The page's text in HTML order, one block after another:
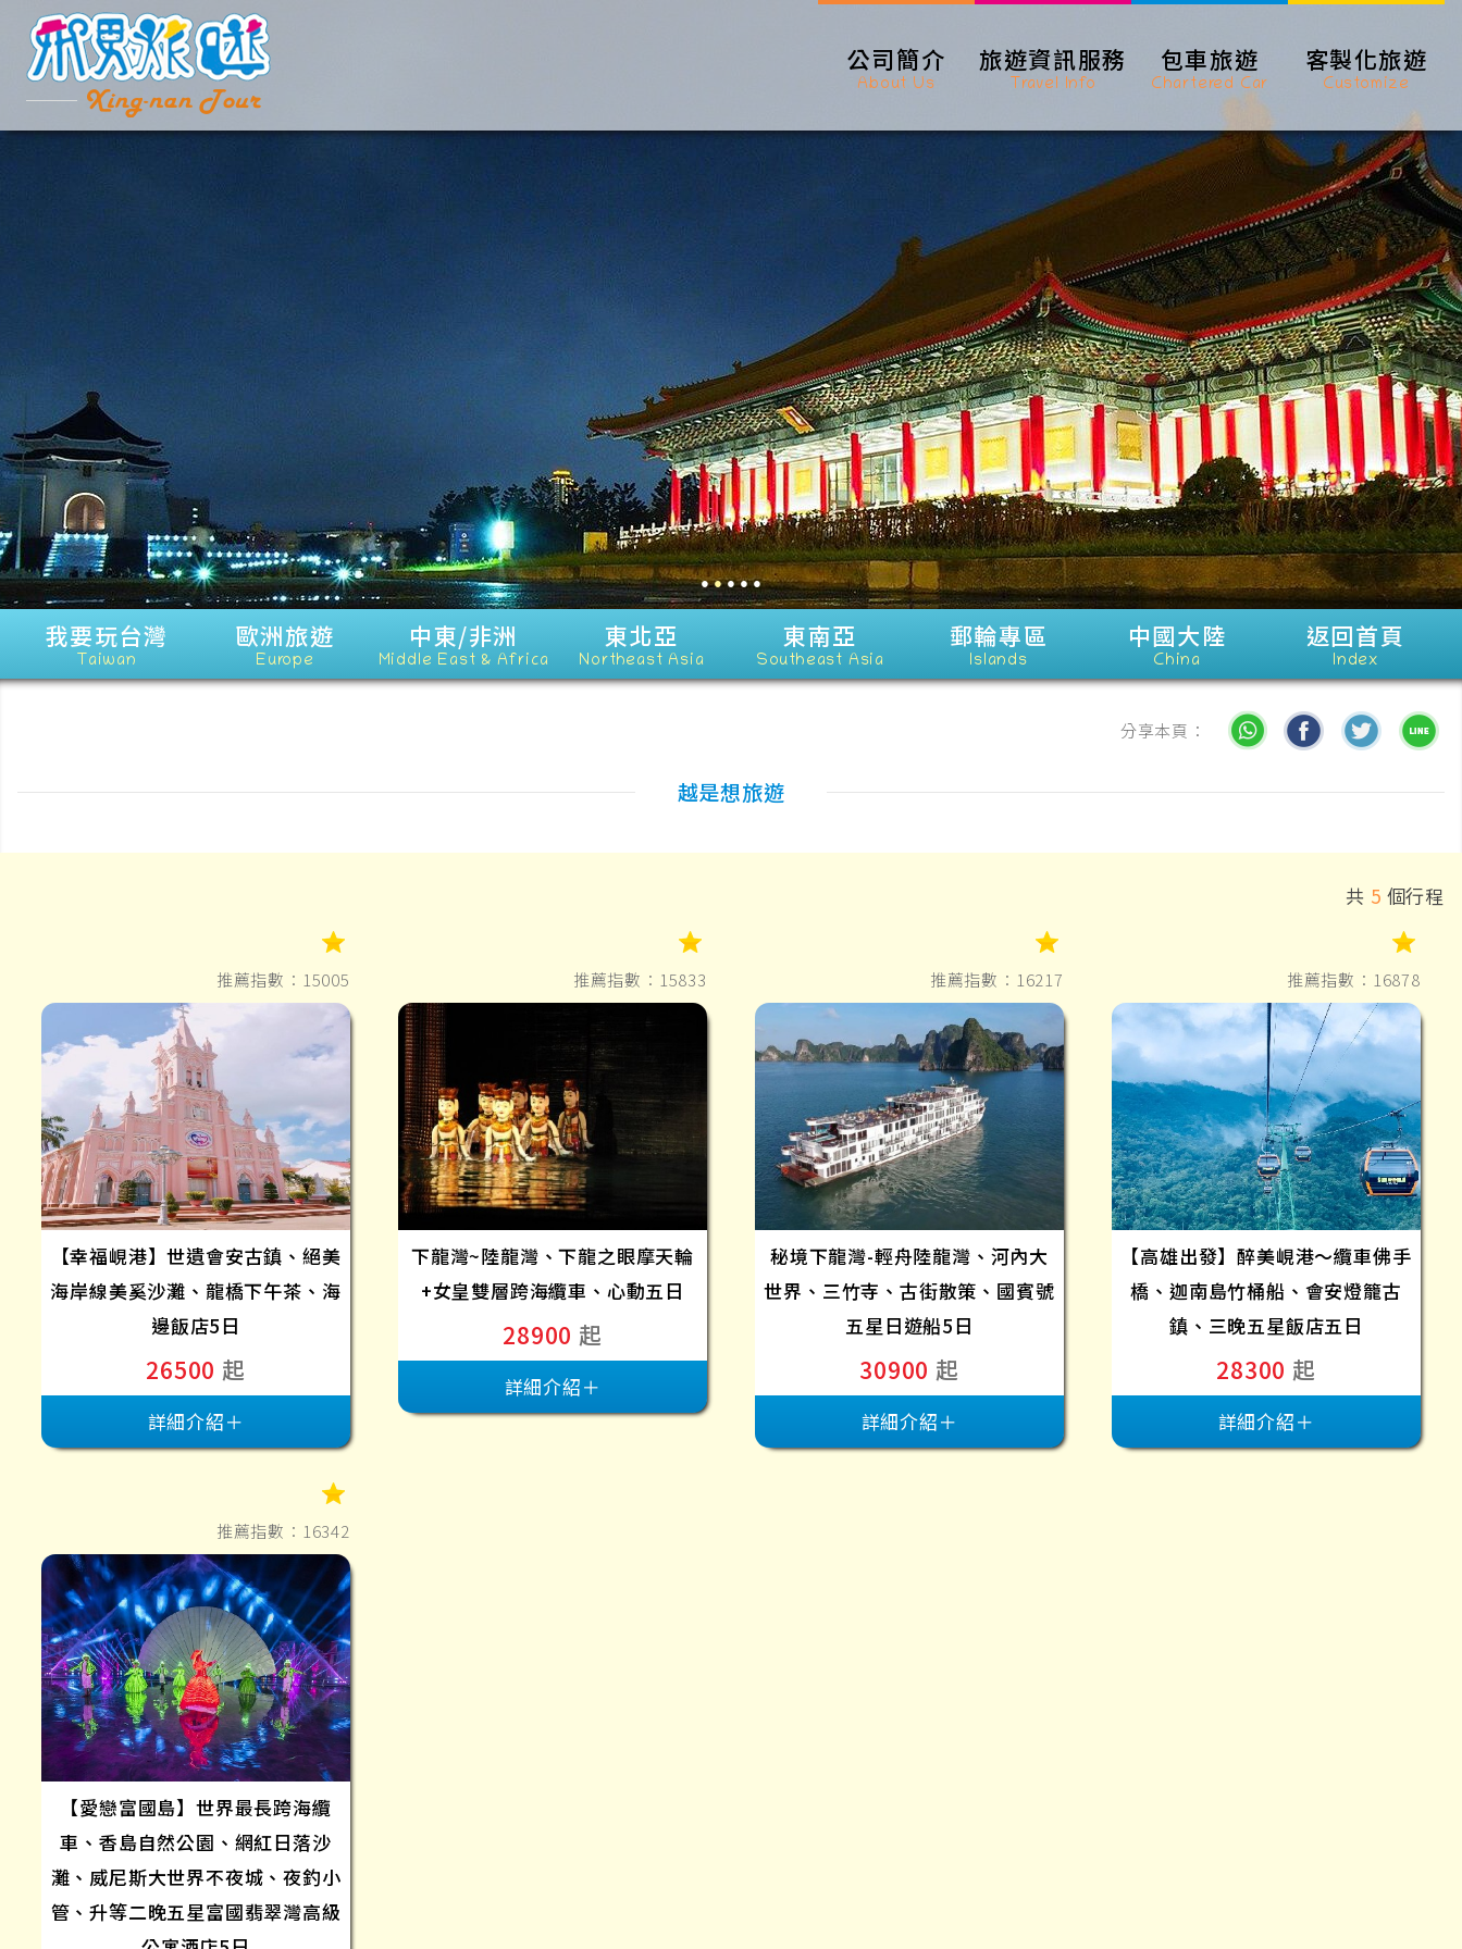
● ● ● ● ●
我要玩台灣
Taiwan
歐洲旅遊
Europe
中東/非洲
Middle East & Africa
東北亞
Northeast Asia
東南亞
Southeast Asia
郵輪專區
Islands
中國大陸
China
返回首頁
Index
分享本頁：
越是想旅遊
共 5 個行程
推薦指數：15005
【幸福峴港】世遺會安古鎮、絕美
海岸線美奚沙灘、龍橋下午茶、海
邊飯店5日
26500 起
詳細介紹＋
推薦指數：15833
下龍灣~陸龍灣、下龍之眼摩天輪
+女皇雙層跨海纜車、心動五日
28900 起
詳細介紹＋
推薦指數：16217
秘境下龍灣-輕舟陸龍灣、河內大
世界、三竹寺、古街散策、國賓號
五星日遊船5日
30900 起
詳細介紹＋
推薦指數：16878
【高雄出發】醉美峴港～纜車佛手
橋、迦南島竹桶船、會安燈籠古
鎮、三晚五星飯店五日
28300 起
詳細介紹＋
推薦指數：16342
【愛戀富國島】世界最長跨海纜
車、香島自然公園、網紅日落沙
灘、威尼斯大世界不夜城、夜釣小
管、升等二晚五星富國翡翠灣高級
公司簡介
About Us
旅遊資訊服務
Travel Info
包車旅遊
Chartered Car
客製化旅遊
Customize